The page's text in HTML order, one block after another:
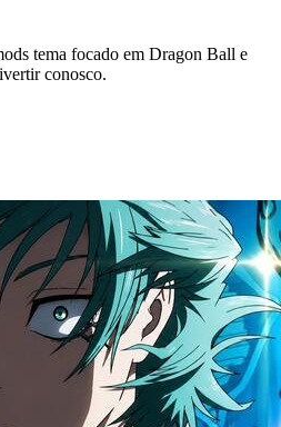
tema focado em Dragon Ball e
conosco.